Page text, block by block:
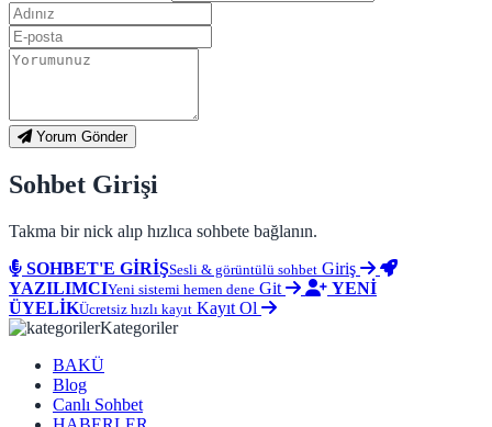
Yorum Gönder
Sohbet Girişi
Takma bir nick alıp hızlıca sohbete bağlanın.
SOHBET'E GİRİŞSesli & görüntülü sohbet Giriş
YAZILIMCIYeni sistemi hemen dene Git
YENİ
ÜYELİKÜcretsiz hızlı kayıt Kayıt Ol
Kategoriler
BAKÜ
Blog
Canlı Sohbet